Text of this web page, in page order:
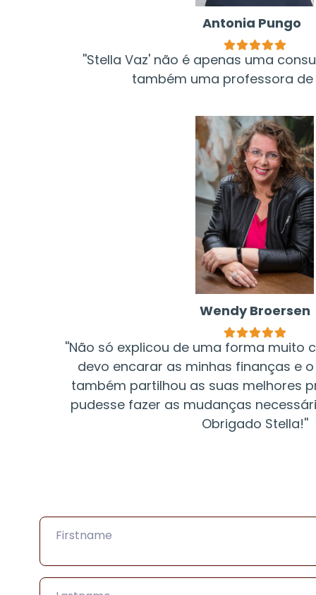
Antonia Pungo
''Stella Vaz' não é apenas uma
também uma professora de
Wendy Broersen
''Não só explicou de uma forma muito
devo encarar as minhas finanças e
também partilhou as suas melhores
pudesse fazer as mudanças
Obrigado Stella!''